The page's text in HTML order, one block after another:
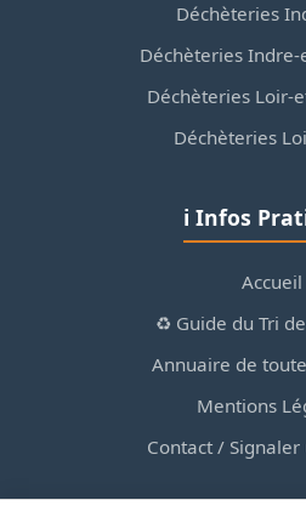
Déchèteries
Déchèteries Indre-
Déchèteries Loir-
Déchèteries
ℹ️ Infos
Accueil
♻️ Guide du Tri
Annuaire de
Mentions
Contact /